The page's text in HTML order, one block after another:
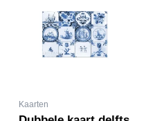
Kaarten